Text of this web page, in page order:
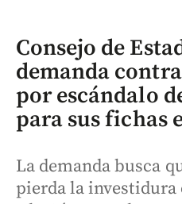
Consejo de
demanda
por escándalo
para sus fichas
La demanda busca
pierda la investidura